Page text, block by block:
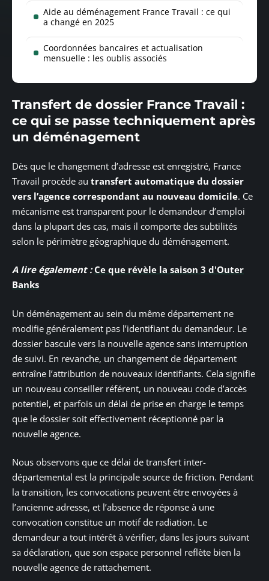
Aide au déménagement France Travail : ce qui
a changé en 2025
Coordonnées bancaires et actualisation
mensuelle : les oublis associés
Transfert de dossier France Travail :
ce qui se passe techniquement après
un déménagement
Dès que le changement d’adresse est enregistré, France
Travail procède au transfert automatique du dossier
vers l’agence correspondant au nouveau domicile. Ce
mécanisme est transparent pour le demandeur d’emploi
dans la plupart des cas, mais il comporte des subtilités
selon le périmètre géographique du déménagement.
A lire également : Ce que révèle la saison 3 d'Outer
Banks
Un déménagement au sein du même département ne
modifie généralement pas l’identifiant du demandeur. Le
dossier bascule vers la nouvelle agence sans interruption
de suivi. En revanche, un changement de département
entraîne l’attribution de nouveaux identifiants. Cela signifie
un nouveau conseiller référent, un nouveau code d’accès
potentiel, et parfois un délai de prise en charge le temps
que le dossier soit effectivement réceptionné par la
nouvelle agence.
Nous observons que ce délai de transfert inter-
départemental est la principale source de friction. Pendant
la transition, les convocations peuvent être envoyées à
l’ancienne adresse, et l’absence de réponse à une
convocation constitue un motif de radiation. Le
demandeur a tout intérêt à vérifier, dans les jours suivant
sa déclaration, que son espace personnel reflète bien la
nouvelle agence de rattachement.